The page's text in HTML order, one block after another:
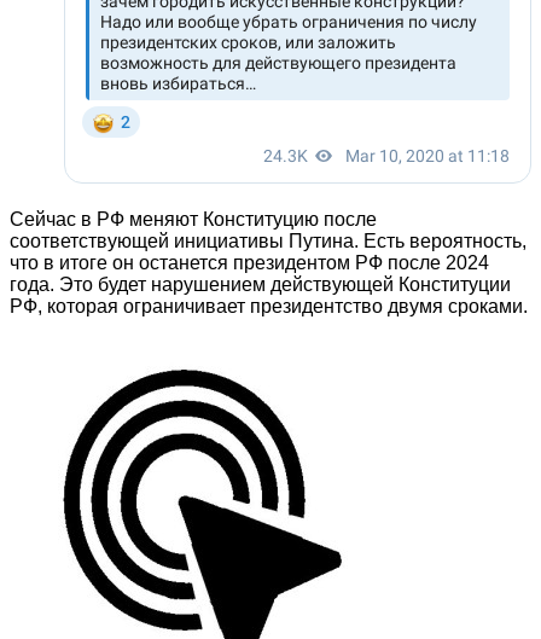
Сейчас в РФ меняют Конституцию после
соответствующей инициативы Путина. Есть вероятность,
что в итоге он останется президентом РФ после 2024
года. Это будет нарушением действующей Конституции
РФ, которая ограничивает президентство двумя сроками.